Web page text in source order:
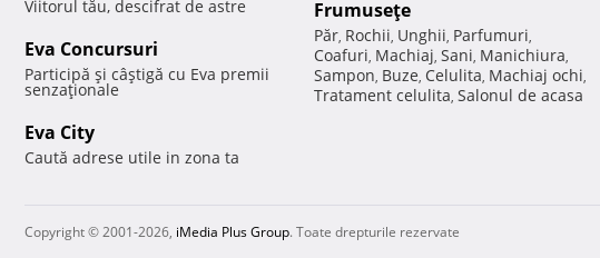
Viitorul tău, descifrat de astre
Eva Concursuri
Participă şi câştigă cu Eva premii
senzaţionale
Eva City
Caută adrese utile in zona ta
Frumuseţe
Păr, Rochii, Unghii, Parfumuri,
Coafuri, Machiaj, Sani, Manichiura,
Sampon, Buze, Celulita, Machiaj ochi,
Tratament celulita, Salonul de acasa
Copyright © 2001-2026, iMedia Plus Group. Toate drepturile rezervate